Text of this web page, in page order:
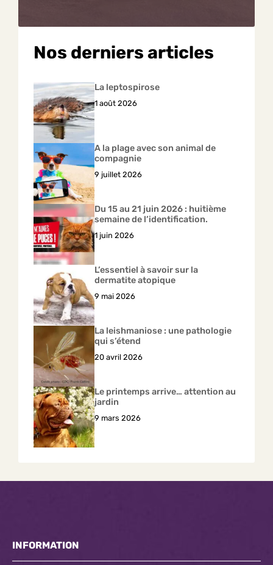
Nos derniers articles
La leptospirose
1 août 2026
A la plage avec son animal de
compagnie
9 juillet 2026
Du 15 au 21 juin 2026 : huitième
semaine de l’identification.
1 juin 2026
L’essentiel à savoir sur la
dermatite atopique
9 mai 2026
La leishmaniose : une pathologie
qui s’étend
20 avril 2026
Le printemps arrive… attention au
jardin
9 mars 2026
INFORMATION